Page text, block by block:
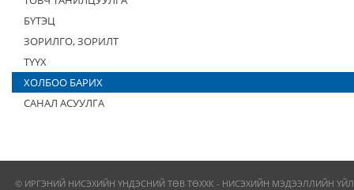
БҮТЭЦ
ЗОРИЛГО, ЗОРИЛТ
ТҮҮХ
ХОЛБОО БАРИХ
САНАЛ АСУУЛГА
© ИРГЭНИЙ НИСЭХИЙН ҮНДЭСНИЙ ТӨВ ТӨХХК - НИСЭХИЙН МЭДЭЭЛЛИЙН